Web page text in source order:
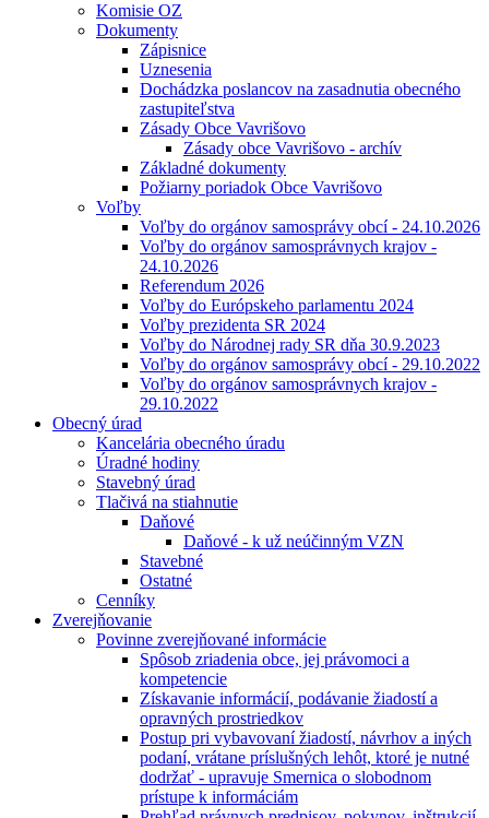
Komisie OZ
Dokumenty
Zápisnice
Uznesenia
Dochádzka poslancov na zasadnutia obecného
zastupiteľstva
Zásady Obce Vavrišovo
Zásady obce Vavrišovo - archív
Základné dokumenty
Požiarny poriadok Obce Vavrišovo
Voľby
Voľby do orgánov samosprávy obcí - 24.10.2026
Voľby do orgánov samosprávnych krajov -
24.10.2026
Referendum 2026
Voľby do Európskeho parlamentu 2024
Voľby prezidenta SR 2024
Voľby do Národnej rady SR dňa 30.9.2023
Voľby do orgánov samosprávy obcí - 29.10.2022
Voľby do orgánov samosprávnych krajov -
29.10.2022
Obecný úrad
Kancelária obecného úradu
Úradné hodiny
Stavebný úrad
Tlačivá na stiahnutie
Daňové
Daňové - k už neúčinným VZN
Stavebné
Ostatné
Cenníky
Zverejňovanie
Povinne zverejňované informácie
Spôsob zriadenia obce, jej právomoci a
kompetencie
Získavanie informácií, podávanie žiadostí a
opravných prostriedkov
Postup pri vybavovaní žiadostí, návrhov a iných
podaní, vrátane príslušných lehôt, ktoré je nutné
dodržať - upravuje Smernica o slobodnom
prístupe k informáciám